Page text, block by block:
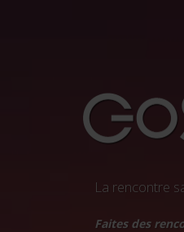
La rencontre
Faites des